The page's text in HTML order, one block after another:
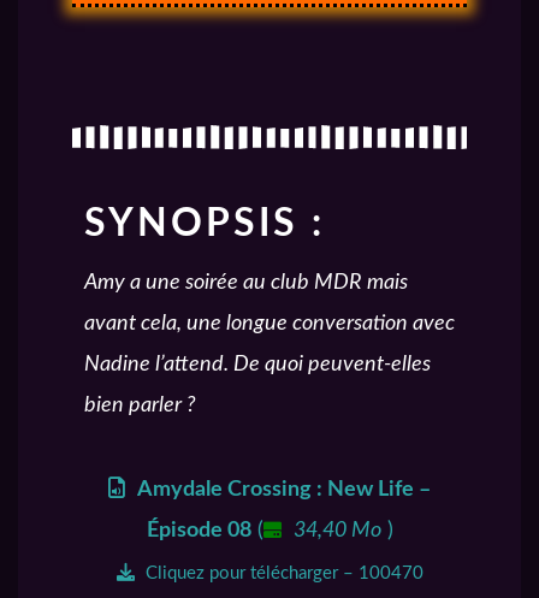
SYNOPSIS :
Amy a une soirée au club MDR mais
avant cela, une longue conversation avec
Nadine l’attend. De quoi peuvent-elles
bien parler ?
Amydale Crossing : New Life –
Épisode 08( 34,40 Mo )
Cliquez pour télécharger – 100470